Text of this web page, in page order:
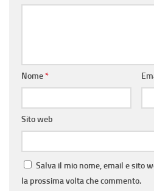
Nome*
Sito web
Salva il mio nome, email e sito
la prossima volta che commento.